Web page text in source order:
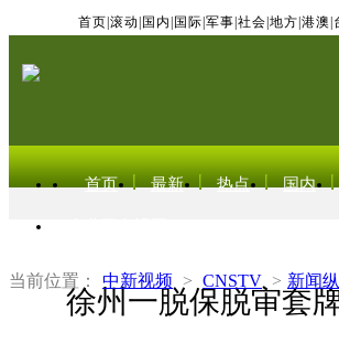
首页 滚动 国内 国际 军事 社会 地方 港澳
首页 最新 热点 国内
当前位置： 中新视频 > CNSTV > 新闻
徐州一脱保脱审套